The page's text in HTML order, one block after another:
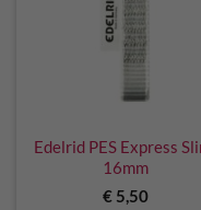
Edelrid PES Express
16mm
€5,50